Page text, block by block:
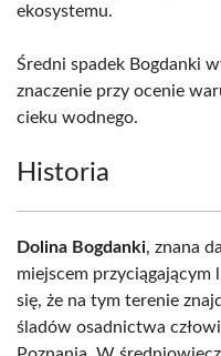
ekosystemu.
Średni spadek Bogdanki
znaczenie przy ocenie
cieku wodnego.
Historia
Dolina Bogdanki, znana
miejscem
się, że na tym terenie
śladów osadnictwa